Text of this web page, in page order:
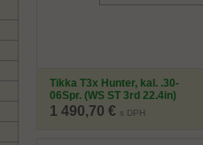
Tikka T3x Hunter, kal. .30-
06Spr. (WS ST 3rd 22.4in)
1 490,70 € s DPH